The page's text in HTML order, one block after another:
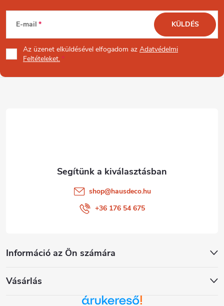
L
á
b
E-mail
Az üzenet elküldésével elfogadom az Adatvédelmi
Feltételeket.
KÜLDÉS
Információ az Ön számára
Vásárlás
shop@hausdeco.hu
+36 176 54 675